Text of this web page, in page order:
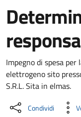
Dettaglio del
Impegno di spesa
elettrogeno sito
S.R.L. Sita in elmas.
Condividi